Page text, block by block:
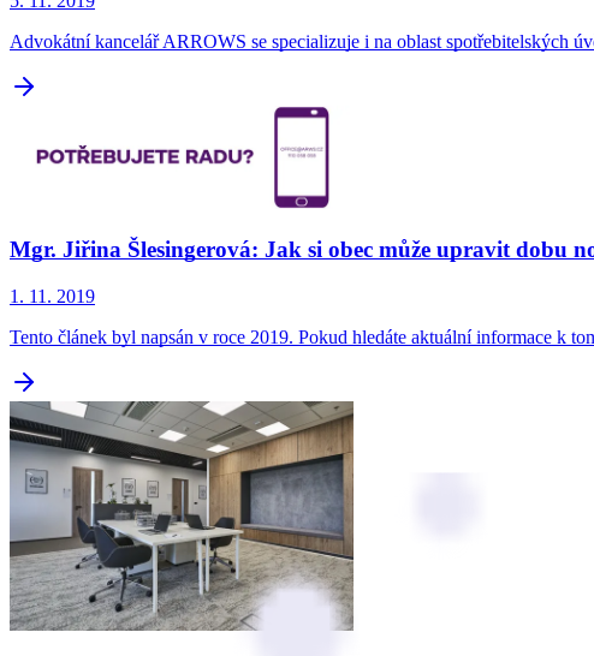
Advokátní kancelář ARROWS se specializuje i na oblast spotřebitelských
Mgr. Jiřina Šlesingerová: Jak si obec může upravit dobu
1. 11. 2019
Tento článek byl napsán v roce 2019. Pokud hledáte aktuální informace k